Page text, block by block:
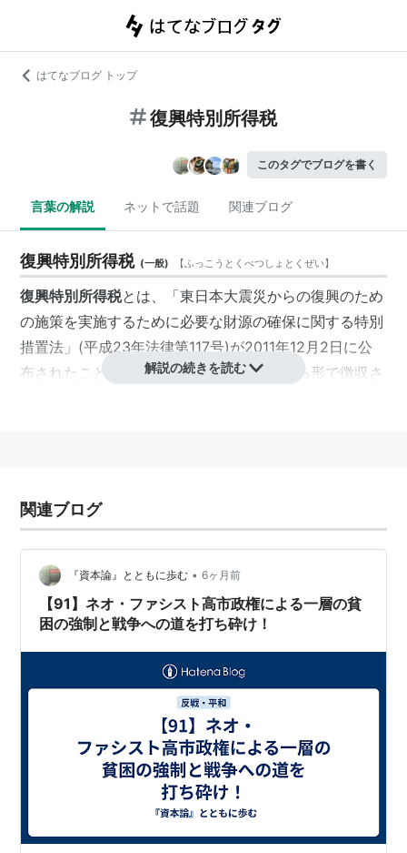
はてなブログ トップ
復興特別所得税
このタグでブログを書く
言葉の解説 ネットで話題 関連ブログ
復興特別所得税 (一般) 【ふっこうとくべつしょとくぜい】
復興特別所得税とは、「東日本大震災からの復興のため
の施策を実施するために必要な財源の確保に関する特別
措置法 」(平成23年法律第117号)が2011年12月2日に公
布されたことに伴い、所得税に上乗せされる形で徴収さ
も併せて納める義務がある。
個人については、2013年から2037年までの各年分の基
準所得税額が、復興特別所得税の課税対象となる*1。
個人の基準所得税額は、次の表のとおり
基準所得税額
居住者（非永住
全ての所得に対する所得税額
者）
又は国内に送金されたものに対する所得税額
解説の続きを読む
関連ブログ
『資本論』とともに歩む • 6ヶ月前
【91】ネオ・ファシスト高市政権による一層の貧
困の強制と戦争への道を打ち砕け！